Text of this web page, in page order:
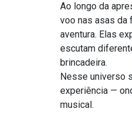
Ao longo da
voo nas asas da
aventura. Elas
escutam
brincadeira.
Nesse universo
experiência —
musical.